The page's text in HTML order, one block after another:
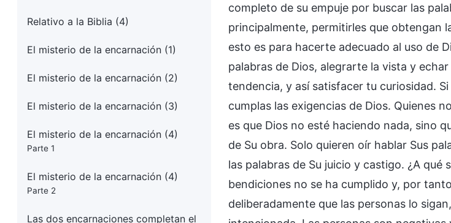
Relativo a la Biblia (4)
El misterio de la encarnación (1)
El misterio de la encarnación (2)
El misterio de la encarnación (3)
El misterio de la encarnación (4)
Parte 1
El misterio de la encarnación (4)
Parte 2
Las dos encarnaciones completan el
completo de su empuje por buscar las
principalmente, permitirles que obtengan
esto es para hacerte adecuado al uso de
palabras de Dios, alegrarte la vista y
tendencia, y así satisfacer tu curiosidad.
cumplas las exigencias de Dios. Quienes
es que Dios no esté haciendo nada, sino
de Su obra. Solo quieren oír hablar Sus
las palabras de Su juicio y castigo. ¿A
bendiciones no se ha cumplido y, por
deliberadamente que las personas lo